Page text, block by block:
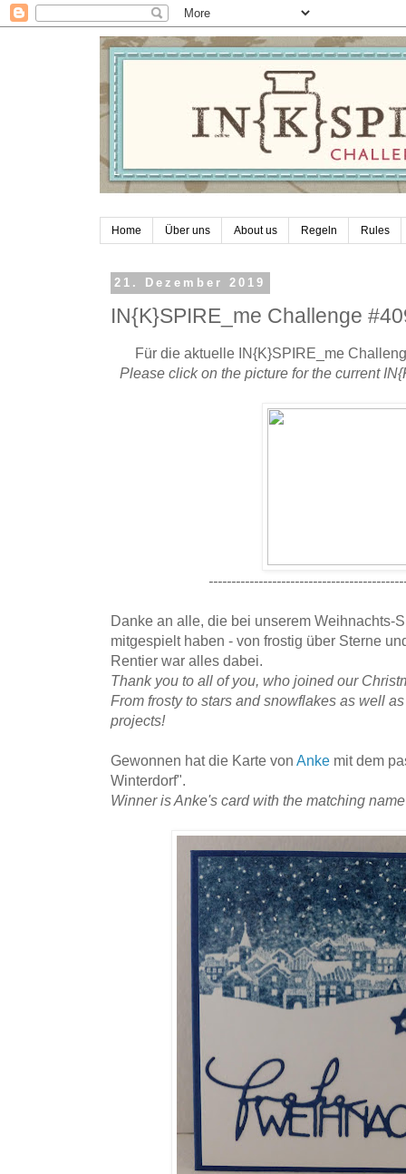
Home Über uns About us Regeln Rules
21. Dezember 2019
IN{K}SPIRE_me Challenge
Für die aktuelle IN{K}SPIRE_me
Please click on the picture for the current
Danke an alle, die bei unserem Weihnachts-
mitgespielt haben - von frostig über Sterne
Rentier war alles dabei.
Thank you to all of you, who joined our
From frosty to stars and snowflakes as well
projects!
Gewonnen hat die Karte von Anke mit dem
Winterdorf".
Winner is Anke's card with the matching